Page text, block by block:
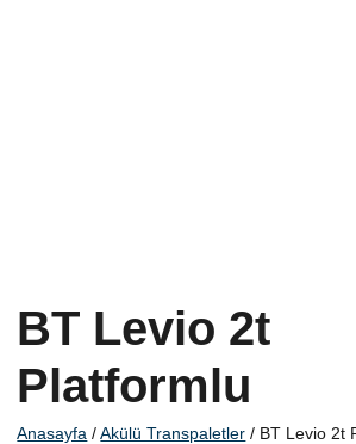
BT Levio 2t
Platformlu
Anasayfa /Akülü Transpaletler / BT Levio 2t